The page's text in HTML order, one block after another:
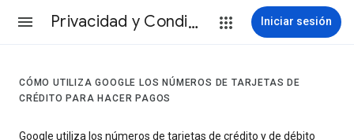
Privacidad y Condiciones Iniciar sesión
CÓMO UTILIZA GOOGLE LOS NÚMEROS DE TARJETAS DE
CRÉDITO PARA HACER PAGOS
Google utiliza los números de tarjetas de crédito y de débito